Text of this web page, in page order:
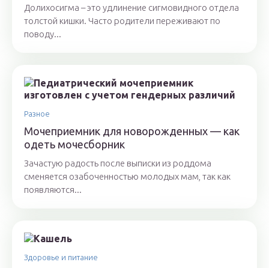
Долихосигма – это удлинение сигмовидного отдела
толстой кишки. Часто родители переживают по
поводу...
Разное
Мочеприемник для новорожденных — как
одеть мочесборник
Зачастую радость после выписки из роддома
сменяется озабоченностью молодых мам, так как
появляются...
Здоровье и питание